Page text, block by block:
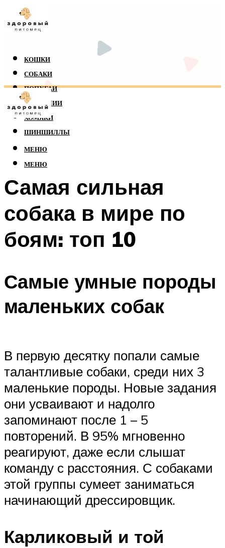
КОШКИ
СОБАКИ
ПОПУГАИ
РЕПТИЛИИ
ХОМЯКИ
ШИНШИЛЛЫ
МЕНЮ
МЕНЮ
Самая сильная
собака в мире по
боям: топ 10
Самые умные породы
маленьких собак
В первую десятку попали самые
талантливые собаки, среди них 3
маленькие породы. Новые задания
они усваивают и надолго
запоминают после 1 – 5
повторений. В 95% мгновенно
реагируют, даже если слышат
команду с расстояния. С собаками
этой группы сумеет заниматься
начинающий дрессировщик.
Карликовый и той